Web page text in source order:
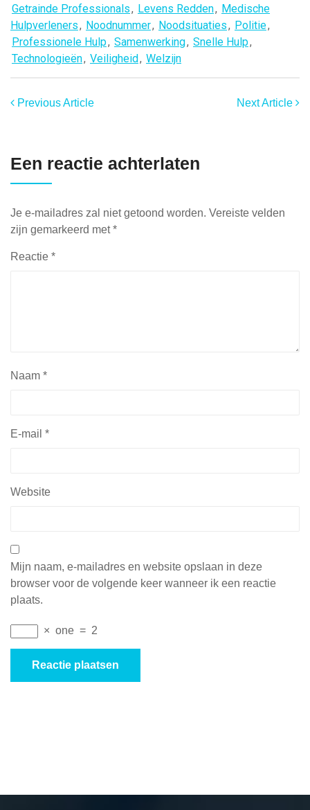
Getrainde Professionals, Levens Redden, Medische
Hulpverleners, Noodnummer, Noodsituaties, Politie,
Professionele Hulp, Samenwerking, Snelle Hulp,
Technologieën, Veiligheid, Welzijn
Previous Article Next Article
Een reactie achterlaten
Je e-mailadres zal niet getoond worden. Vereiste velden
zijn gemarkeerd met*
Reactie *
Naam *
E-mail *
Website
Mijn naam, e-mailadres en website opslaan in deze
browser voor de volgende keer wanneer ik een reactie
plaats.
× one = 2